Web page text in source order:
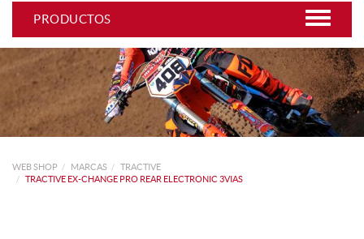
PRODUCTOS
WEB SHOP MARCAS
TRACTIVE
TRACTIVE EX-CHANGE PRO REAR ELECTRONIC 3VIAS